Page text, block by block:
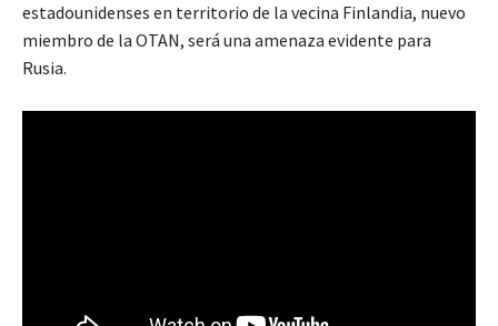
estadounidenses en territorio de la vecina Finlandia, nuevo
miembro de la OTAN, será una amenaza evidente para
Rusia.